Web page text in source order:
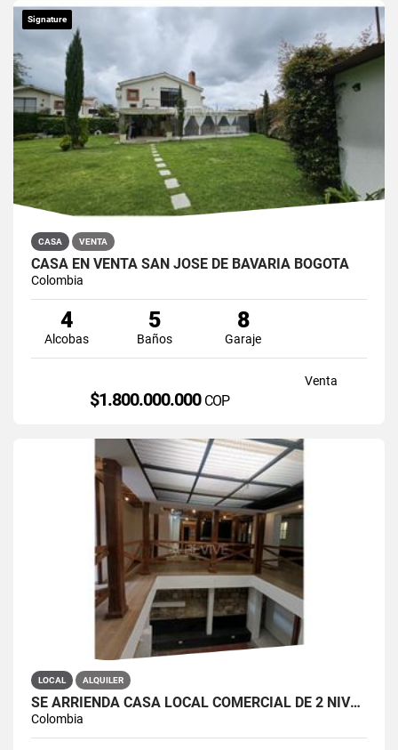
Signature
CASA VENTA
CASA EN VENTA SAN JOSÉ DE BAVARIA BOGOTÁ
Colombia
4
Alcobas
5
Baños
8
Garaje
Venta
$1.800.000.000 COP
LOCAL ALQUILER
SE ARRIENDA CASA LOCAL COMERCIAL DE 2 NIVELES EN LA CANDELARIA
Colombia